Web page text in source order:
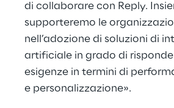
di collaborare con Reply.
supporteremo le
nell’adozione di soluzioni di
artificiale in grado di
esigenze in termini di
e personalizzazione».